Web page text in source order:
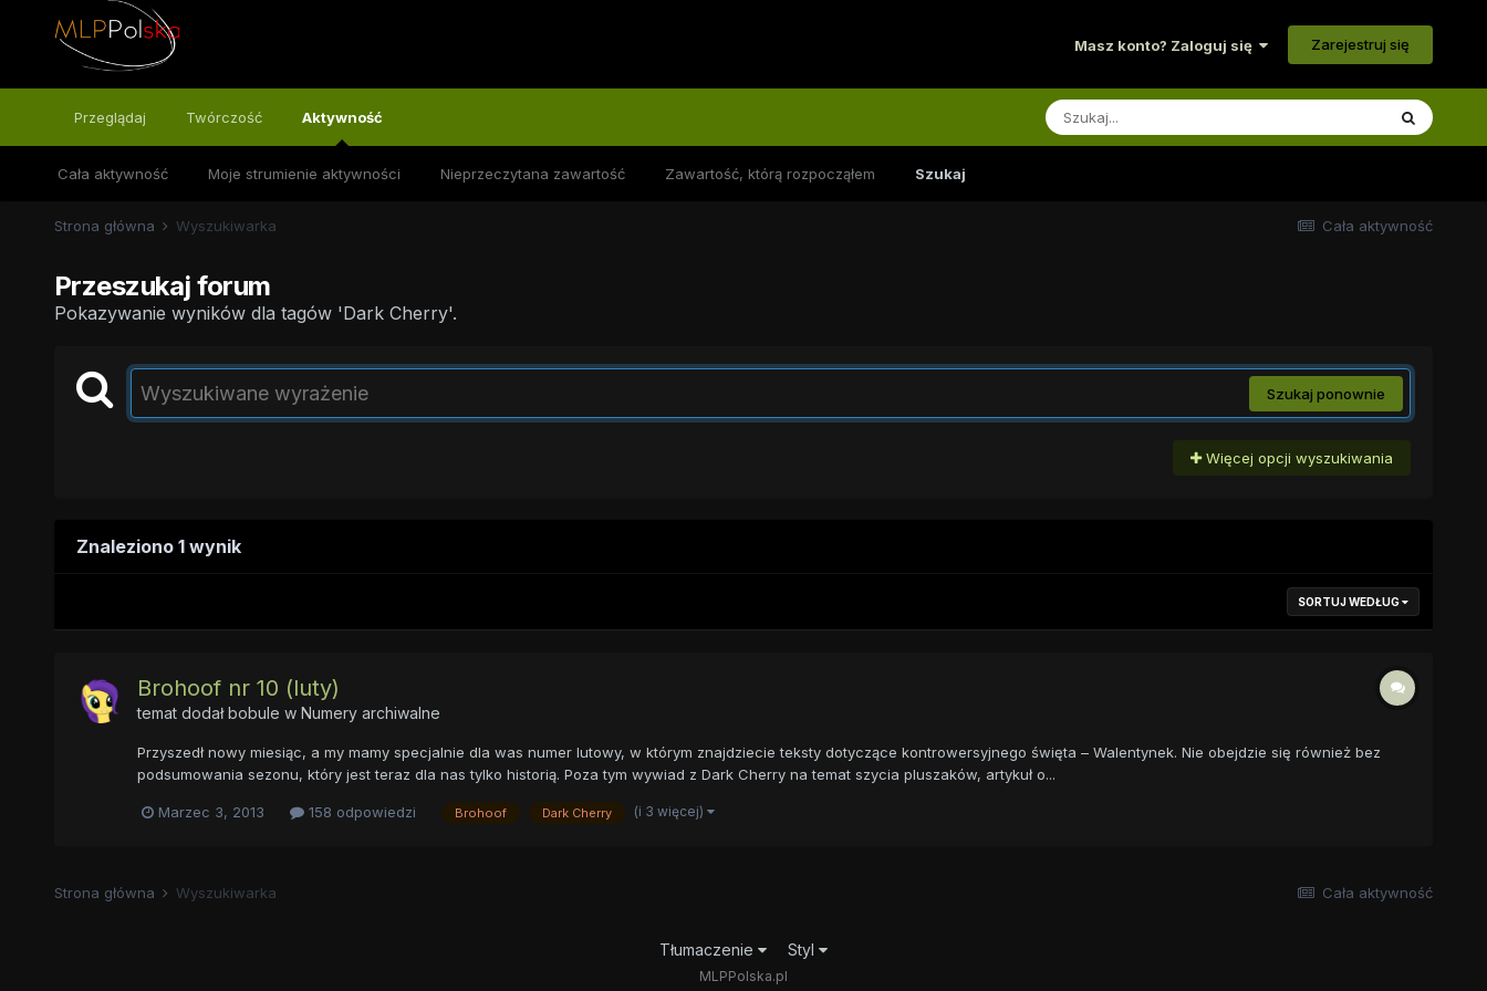
Masz konto? Zaloguj się Zarejestruj się
Przeglądaj Twórczość Aktywność
Cała aktywność Moje strumienie aktywności Nieprzeczytana zawartość Zawartość, którą rozpocząłem Szukaj
Cała aktywność
Strona główna Wyszukiwarka
Przeszukaj forum
Pokazywanie wyników dla tagów 'Dark Cherry'.
Szukaj ponownie
Więcej opcji wyszukiwania
Znaleziono 1 wynik
SORTUJ WEDŁUG
Brohoof nr 10 (luty)
temat dodałbobule w Numery archiwalne
Przyszedł nowy miesiąc, a my mamy specjalnie dla was numer lutowy, w którym znajdziecie teksty dotyczące kontrowersyjnego święta – Walentynek. Nie obejdzie się również bez
podsumowania sezonu, który jest teraz dla nas tylko historią. Poza tym wywiad z Dark Cherry na temat szycia pluszaków, artykuł o...
Marzec 3, 2013 158 odpowiedzi Brohoof Dark Cherry (i 3 więcej)
Cała aktywność
Strona główna Wyszukiwarka
Tłumaczenie Styl
MLPPolska.pl